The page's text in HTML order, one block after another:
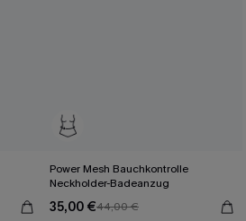
Power Mesh Bauchkontrolle
Neckholder-Badeanzug
35,00 €44,00 €